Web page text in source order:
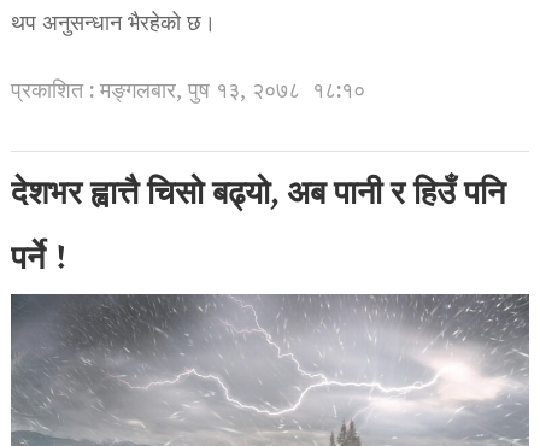
थप अनुसन्धान भैरहेको छ।
प्रकाशित : मङ्गलबार, पुष १३, २०७८ १८:१०
देशभर ह्वात्तै चिसो बढ्यो, अब पानी र हिउँ पनि
पर्ने !